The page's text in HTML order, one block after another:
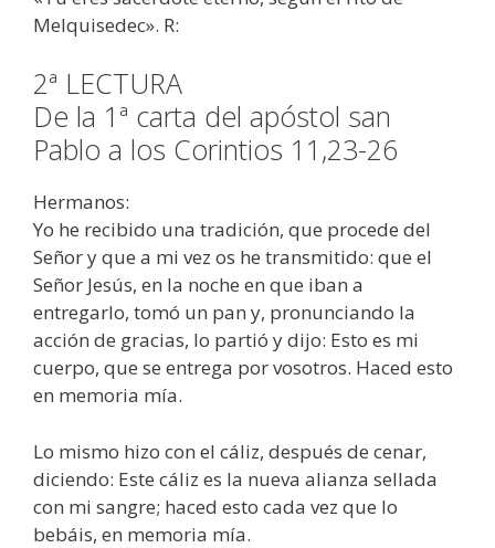
Melquisedec». R:
2ª LECTURA
De la 1ª carta del apóstol san
Pablo a los Corintios 11,23-26
Hermanos:
Yo he recibido una tradición, que procede del
Señor y que a mi vez os he transmitido: que el
Señor Jesús, en la noche en que iban a
entregarlo, tomó un pan y, pronunciando la
acción de gracias, lo partió y dijo: Esto es mi
cuerpo, que se entrega por vosotros. Haced esto
en memoria mía.
Lo mismo hizo con el cáliz, después de cenar,
diciendo: Este cáliz es la nueva alianza sellada
con mi sangre; haced esto cada vez que lo
bebáis, en memoria mía.